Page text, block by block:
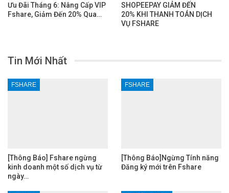
Ưu Đãi Tháng 6: Nâng Cấp VIP
Fshare, Giảm Đến 20% Qua…
SHOPEEPAY GIẢM ĐẾN
20% KHI THANH TOÁN DỊCH
VỤ FSHARE
Tin Mới Nhất
FSHARE
[Thông Báo] Fshare ngừng
kinh doanh một số dịch vụ từ
ngày…
FSHARE
[Thông Báo]Ngừng Tính năng
Đăng ký mới trên Fshare